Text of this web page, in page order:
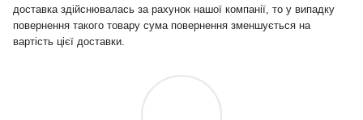
доставка здійснювалась за рахунок нашої компанії, то у випадку
повернення такого товару сума повернення зменшується на
вартість цієї доставки.